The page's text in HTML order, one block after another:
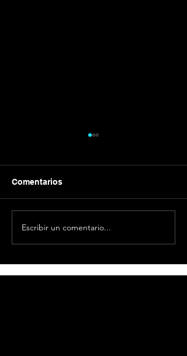
Galvánica
Comentarios
Escribir un comentario...